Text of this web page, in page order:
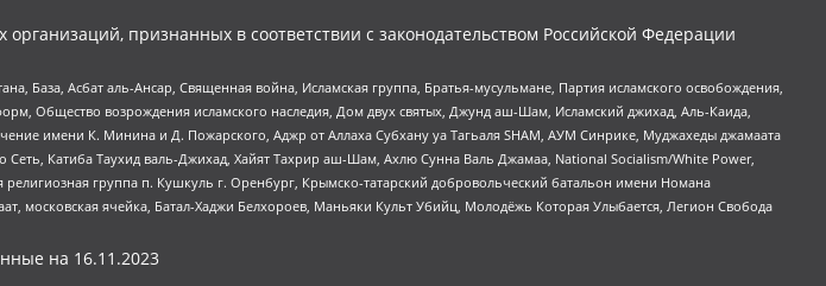
признанных в соответствии с законодательством Российской Федерации
Асбат аль-Ансар, Священная война, Исламская группа, Братья-мусульмане, Партия исламского освобождения,
Общество возрождения исламского наследия, Дом двух святых, Джунд аш-Шам, Исламский джихад, Аль-Каида,
имени К. Минина и Д. Пожарского, Аджр от Аллаха Субхану уа Тагьаля SHAM, АУМ Синрике, Муджахеды джамаата
Катиба Таухид валь-Джихад, Хайят Тахрир аш-Шам, Ахлю Сунна Валь Джамаа, National Socialism/White Power,
группа п. Кушкуль г. Оренбург, Крымско-татарский добровольческий батальон имени Номана
московская ячейка, Батал-Хаджи Белхороев, Маньяки Культ Убийц, Молодёжь Которая Улыбается, Легион Свобода
на 16.11.2023